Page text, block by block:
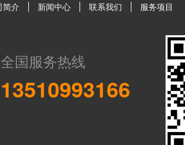
简介 新闻中心 联系我们 服务项目
全国服务热线
13510993166